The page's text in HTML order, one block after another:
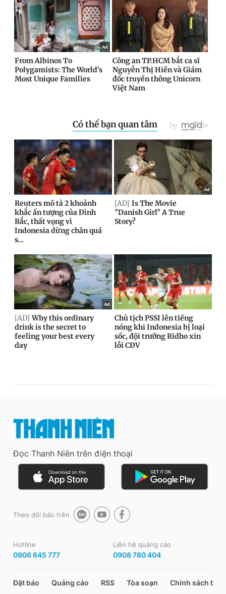
Đọc Thanh Niên trên điện thoại
Theo dõi báo trên
Hotline
0906 645 777
Liên hệ quảng cáo
0908 780 404
Đặt báo Quảng cáo RSS Tòa soạn Chính sách bảo